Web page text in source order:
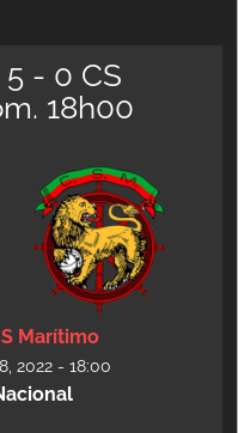
5 - 0 CS
18h00
Marítimo
2022 - 18:00